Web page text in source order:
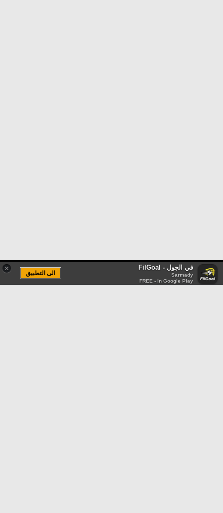
× في الجول - FilGoal
Sarmady
FREE - In Google Play
الى التطبيق